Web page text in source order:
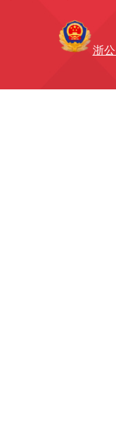
浙